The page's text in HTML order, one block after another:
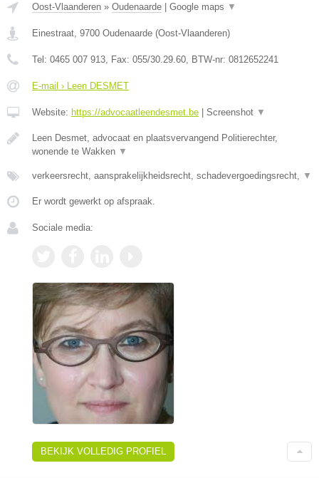
Oost-Vlaanderen » Oudenaarde | Google maps ▼
Einestraat 9700 Oudenaarde (Oost-Vlaanderen)
Tel: 0465 007 913 , Fax: 055/30.29.60 , BTW-nr: 0812652241
E-mail › Leen DESMET
Website: https://advocaatleendesmet.be | Screenshot ▼
Leen Desmet, advocaat en plaatsvervangend Politierechter,
wonende te Wakken ▼
verkeersrecht, aansprakelijkheidsrecht, schadevergoedingsrecht, ▼
Er wordt gewerkt op afspraak.
Sociale media:
BEKIJK VOLLEDIG PROFIEL